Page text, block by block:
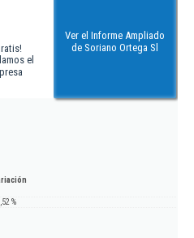
el
Ver el Informe Ampliado
de Soriano Ortega Sl
%